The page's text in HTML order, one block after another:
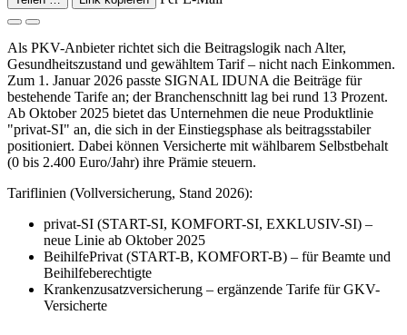
Als PKV-Anbieter richtet sich die Beitragslogik nach Alter,
Gesundheitszustand und gewähltem Tarif – nicht nach Einkommen.
Zum 1. Januar 2026 passte SIGNAL IDUNA die Beiträge für
bestehende Tarife an; der Branchenschnitt lag bei rund 13 Prozent.
Ab Oktober 2025 bietet das Unternehmen die neue Produktlinie
"privat-SI" an, die sich in der Einstiegsphase als beitragsstabiler
positioniert. Dabei können Versicherte mit wählbarem Selbstbehalt
(0 bis 2.400 Euro/Jahr) ihre Prämie steuern.
Tariflinien (Vollversicherung, Stand 2026):
privat-SI (START-SI, KOMFORT-SI, EXKLUSIV-SI) –
neue Linie ab Oktober 2025
BeihilfePrivat (START-B, KOMFORT-B) – für Beamte und
Beihilfeberechtigte
Krankenzusatzversicherung – ergänzende Tarife für GKV-
Versicherte